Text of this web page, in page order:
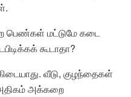
பெண்கள் மட்டுமே கடை
கூடாதா?
வீடு, குழந்தைகள்
அக்கறை